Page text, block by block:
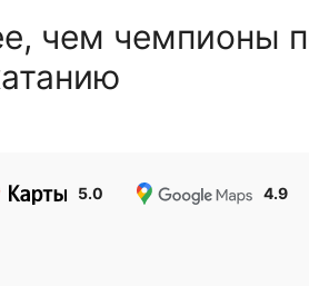
чем чемпионы
5.0 4.9